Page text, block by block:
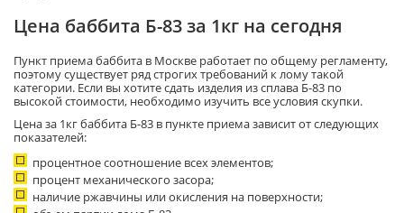
Цена баббита Б-83 за 1кг на сегодня
Пункт приема баббита в Москве работает по общему регламенту,
поэтому существует ряд строгих требований к лому такой
категории. Если вы хотите сдать изделия из сплава Б-83 по
высокой стоимости, необходимо изучить все условия скупки.
Цена за 1кг баббита Б-83 в пункте приема зависит от следующих
показателей:
процентное соотношение всех элементов;
процент механического засора;
наличие ржавчины или окисления на поверхности;